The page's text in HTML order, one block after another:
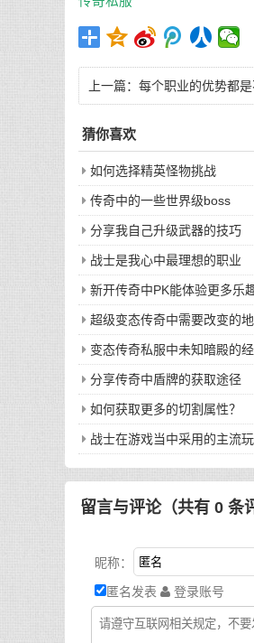
上一篇： 每个职业的优势都
猜你喜欢
如何选择精英怪物挑战
传奇中的一些世界级boss
分享我自己升级武器的技巧
战士是我心中最理想的职业
新开传奇中PK能体验更多乐
超级变态传奇中需要改变的
变态传奇私服中未知暗殿的
分享传奇中盾牌的获取途径
如何获取更多的切割属性？
战士在游戏当中采用的主流
留言与评论（共有 0 条
昵称：
匿名发表 登录账号